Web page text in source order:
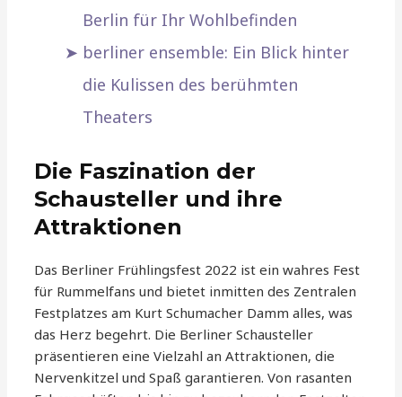
Berlin für Ihr Wohlbefinden
berliner ensemble: Ein Blick hinter
die Kulissen des berühmten
Theaters
Die Faszination der
Schausteller und ihre
Attraktionen
Das Berliner Frühlingsfest 2022 ist ein wahres Fest
für Rummelfans und bietet inmitten des Zentralen
Festplatzes am Kurt Schumacher Damm alles, was
das Herz begehrt. Die Berliner Schausteller
präsentieren eine Vielzahl an Attraktionen, die
Nervenkitzel und Spaß garantieren. Von rasanten